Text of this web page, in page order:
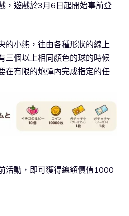
，遊戲於3月6日起開始事前登
的小熊，往由各種形狀的線上
三個以上相同顏色的球的時候
在有限的炮彈內完成指定的任
活動，即可獲得總額價值1000